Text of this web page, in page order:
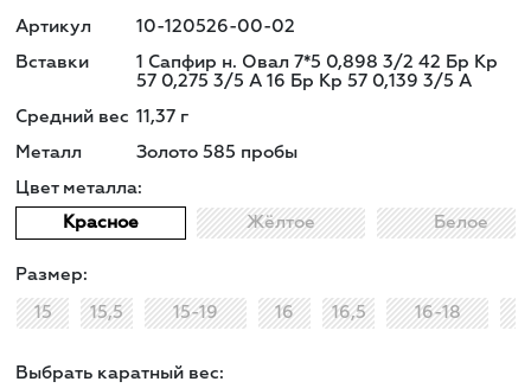
Артикул 10-120526-00-02
Вставки
1 Сапфир н. Овал 7*5 0,898 3/2 42 Бр Кр
57 0,275 3/5 А 16 Бр Кр 57 0,139 3/5 А
Средний вес 11,37 г
Металл Золото 585 пробы
Цвет металла:
Красное Жёлтое Белое
Размер:
15 15,5 15-19 16 16,5 16-18
Выбрать каратный вес: